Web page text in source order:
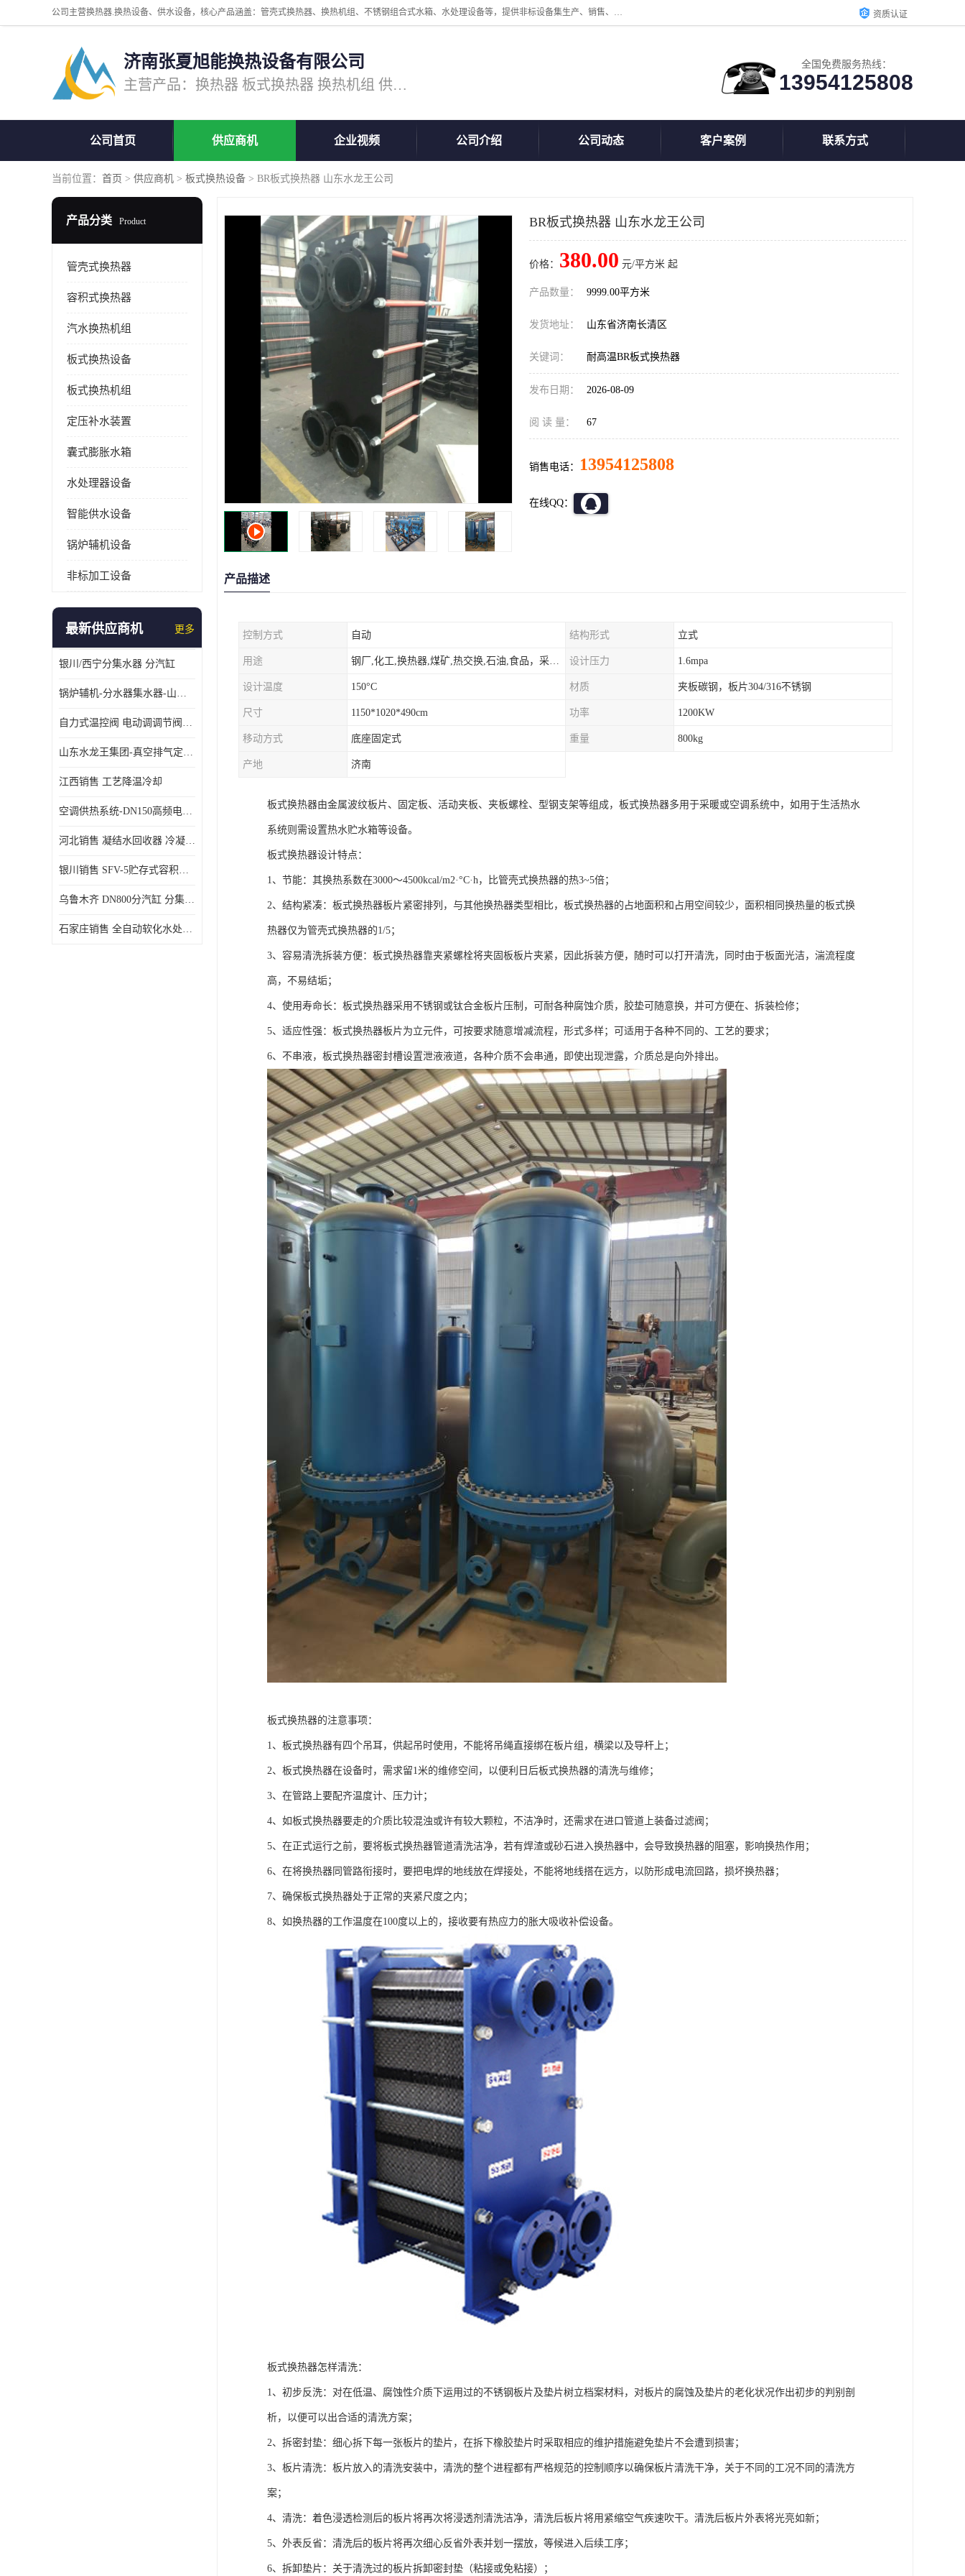
公司主营换热器.换热设备、供水设备，核心产品涵盖：管壳式换热器、换热机组、不锈钢组合式水箱、水处理设备等，提供非标设备集生产、销售、安装一体化服务，可满足全国酒店、学校、医院、商业综合体、工业项目等多场景换热与供水需求。 资质认证
济南张夏旭能换热设备有限公司
主营产品：换热器 板式换热器 换热机组 供水设备 水处理设备
全国免费服务热线：
13954125808
公司首页 供应商机 企业视频 公司介绍 公司动态 客户案例 联系方式
当前位置： 首页 > 供应商机 > 板式换热设备 > BR板式换热器 山东水龙王公司
产品分类 Product
管壳式换热器
容积式换热器
汽水换热机组
板式换热设备
板式换热机组
定压补水装置
囊式膨胀水箱
水处理器设备
智能供水设备
锅炉辅机设备
非标加工设备
最新供应商机 更多
银川/西宁分集水器 分汽缸
锅炉辅机-分水器集水器-山东龙源供热设备
自力式温控阀 电动调调节阀温控阀-济南张夏水暖设备
山东水龙王集团-真空排气定压机组
江西销售 工艺降温冷却
空调供热系统-DN150高频电子水除垢仪
河北销售 凝结水回收器 冷凝水回收器
银川销售 SFV-5贮存式容积式换热器
乌鲁木齐 DN800分汽缸 分集水器
石家庄销售 全自动软化水处理器
BR板式换热器 山东水龙王公司
价格： 380.00 元/平方米 起
产品数量： 9999.00平方米
发货地址： 山东省济南长清区
关键词： 耐高温BR板式换热器
发布日期： 2026-08-09
阅 读 量： 67
销售电话： 13954125808
在线QQ：
产品描述
控制方式 自动 结构形式 立式
用途 钢厂,化工,换热器,煤矿,热交换,石油,食品，采暖.供热.空调。 设计压力 1.6mpa
设计温度 150°C 材质 夹板碳钢，板片304/316不锈钢
尺寸 1150*1020*490cm 功率 1200KW
移动方式 底座固定式 重量 800kg
产地 济南
板式换热器由金属波纹板片、固定板、活动夹板、夹板螺栓、型钢支架等组成，板式换热器多用于采暖或空调系统中，如用于生活热水
系统则需设置热水贮水箱等设备。
板式换热器设计特点：
1、节能：其换热系数在3000～4500kcal/m2·°C·h，比管壳式换热器的热3~5倍；
2、结构紧凑：板式换热器板片紧密排列，与其他换热器类型相比，板式换热器的占地面积和占用空间较少，面积相同换热量的板式换
热器仅为管壳式换热器的1/5；
3、容易清洗拆装方便：板式换热器靠夹紧螺栓将夹固板板片夹紧，因此拆装方便，随时可以打开清洗，同时由于板面光洁，湍流程度
高，不易结垢；
4、使用寿命长：板式换热器采用不锈钢或钛合金板片压制，可耐各种腐蚀介质，胶垫可随意换，并可方便在、拆装检修；
5、适应性强：板式换热器板片为立元件，可按要求随意增减流程，形式多样；可适用于各种不同的、工艺的要求；
6、不串液，板式换热器密封槽设置泄液液道，各种介质不会串通，即使出现泄露，介质总是向外排出。
板式换热器的注意事项：
1、板式换热器有四个吊耳，供起吊时使用，不能将吊绳直接绑在板片组，横梁以及导杆上；
2、板式换热器在设备时，需求留1米的维修空间，以便利日后板式换热器的清洗与维修；
3、在管路上要配齐温度计、压力计；
4、如板式换热器要走的介质比较混浊或许有较大颗粒，不洁净时，还需求在进口管道上装备过滤阀；
5、在正式运行之前，要将板式换热器管道清洗洁净，若有焊渣或砂石进入换热器中，会导致换热器的阻塞，影响换热作用；
6、在将换热器同管路衔接时，要把电焊的地线放在焊接处，不能将地线搭在远方，以防形成电流回路，损坏换热器；
7、确保板式换热器处于正常的夹紧尺度之内；
8、如换热器的工作温度在100度以上的，接收要有热应力的胀大吸收补偿设备。
板式换热器怎样清洗：
1、初步反洗：对在低温、腐蚀性介质下运用过的不锈钢板片及垫片树立档案材料，对板片的腐蚀及垫片的老化状况作出初步的判别剖
析，以便可以出合适的清洗方案；
2、拆密封垫：细心拆下每一张板片的垫片，在拆下橡胶垫片时采取相应的维护措施避免垫片不会遭到损害；
3、板片清洗：板片放入的清洗安装中，清洗的整个进程都有严格规范的控制顺序以确保板片清洗干净，关于不同的工况不同的清洗方
案；
4、清洗：着色浸透检测后的板片将再次将浸透剂清洗洁净，清洗后板片将用紧缩空气疾速吹干。清洗后板片外表将光亮如新；
5、外表反省：清洗后的板片将再次细心反省外表并划一摆放，等候进入后续工序；
6、拆卸垫片：关于清洗过的板片拆卸密封垫（粘接或免粘接）；